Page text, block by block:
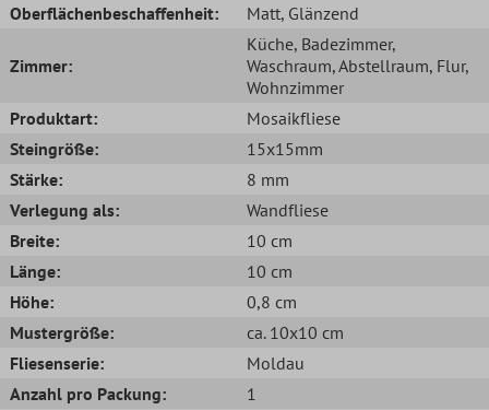
Oberflächenbeschaffenheit:
Matt, Glänzend
Zimmer:
Küche, Badezimmer,
Waschraum, Abstellraum, Flur,
Wohnzimmer
Produktart:
Mosaikfliese
Steingröße:
15x15mm
Stärke:
8 mm
Verlegung als:
Wandfliese
Breite:
10 cm
Länge:
10 cm
Höhe:
0,8 cm
Mustergröße:
ca. 10x10 cm
Fliesenserie:
Moldau
Anzahl pro Packung:
1